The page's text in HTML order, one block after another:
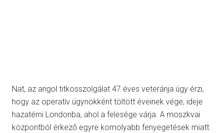
Nat, az angol titkosszolgálat 47 éves veteránja úgy érzi,
hogy az operatív ügynökként töltött éveinek vége, ideje
hazatérni Londonba, ahol a felesége várja. A moszkvai
központból érkező egyre komolyabb fenyegetések miatt